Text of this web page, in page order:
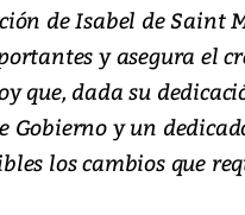
de Isabel de Saint
y asegura el
que, dada su
Gobierno y un
los cambios que